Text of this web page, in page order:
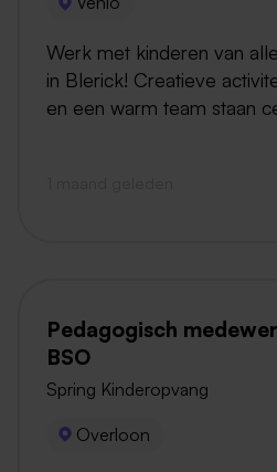
Werk met kinderen van
in Blerick! Creatieve
en een warm team staan
Pedagogisch
BSO
Spring Kinderopvang
Overloon